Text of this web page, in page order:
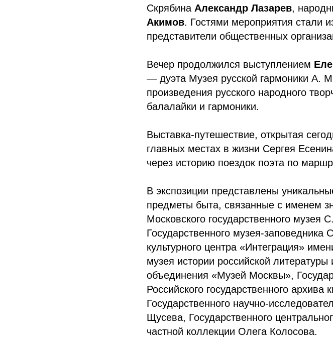
Скрябина Александр Лазарев,
Акимов. Гостями мероприятия стали
представители общественных
Вечер продолжился выступлением
— дуэта Музея русской гармоники А.
произведения русского народного
балалайки и гармоники.
Выставка-путешествие, открытая
главных местах в жизни Сергея
через историю поездок поэта по
В экспозиции представлены
предметы быта, связанные с именем
Московского государственного музея
Государственного музея-
культурного центра «Интеграция»
музея истории российской
объединения «Музей Москвы»,
Российского государственного
Государственного научно-
Щусева, Государственного
частной коллекции Олега Колосова.